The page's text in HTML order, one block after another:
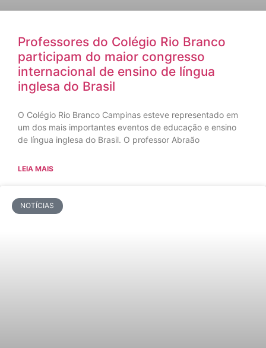
Professores do Colégio Rio Branco
participam do maior congresso
internacional de ensino de língua
inglesa do Brasil
O Colégio Rio Branco Campinas esteve representado em
um dos mais importantes eventos de educação e ensino
de língua inglesa do Brasil. O professor Abraão
LEIA MAIS
NOTÍCIAS